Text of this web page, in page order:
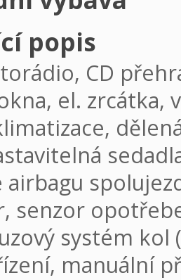
popis
CD
el. zrcátka,
airbagu
senzor
systém kol
manuální